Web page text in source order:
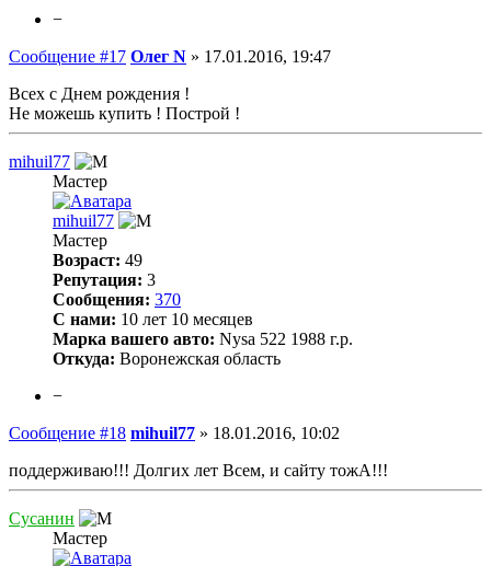
−
Сообщение #17 Олег N » 17.01.2016, 19:47
Всех с Днем рождения !
Не можешь купить ! Построй !
mihuil77
Мастер
mihuil77
Мастер
Возраст: 49
Репутация: 3
Сообщения: 370
С нами: 10 лет 10 месяцев
Марка вашего авто: Nysa 522 1988 г.р.
Откуда: Воронежская область
−
Сообщение #18 mihuil77 » 18.01.2016, 10:02
поддерживаю!!! Долгих лет Всем, и сайту тожА!!!
Сусанин
Мастер